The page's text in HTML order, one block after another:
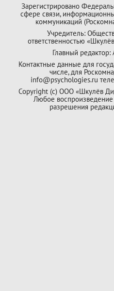
Зарегистрировано
сфере связи,
коммуникаций
Учредитель:
ответственностью
Главный
Контактные данные для
числе, для
info@psychologies.ru
Copyright (с) ООО «Шкулёв
Любое воспроизведение
разрешения